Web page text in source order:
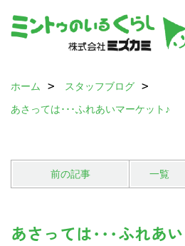
ホーム
スタッフブログ
あさっては･･･ふれあいマーケット♪
前の記事 一覧
あさっては･･･ふれあ